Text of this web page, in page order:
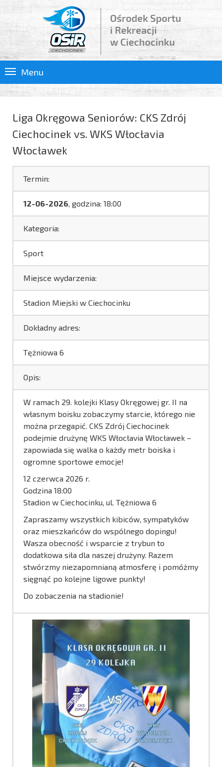
Menu
Liga Okręgowa Seniorów: CKS Zdrój
Ciechocinek vs. WKS Włocłavia
Włocławek
Termin:
12-06-2026, godzina: 18:00
Kategoria:
Sport
Miejsce wydarzenia:
Stadion Miejski w Ciechocinku
Dokładny adres:
Tężniowa 6
Opis:
W ramach 29. kolejki Klasy Okręgowej gr. II na
własnym boisku zobaczymy starcie, którego nie
można przegapić. CKS Zdrój Ciechocinek
podejmie drużynę WKS Włocłavia Włocławek –
zapowiada się walka o każdy metr boiska i
ogromne sportowe emocje!
12 czerwca 2026 r.
Godzina 18:00
Stadion w Ciechocinku, ul. Tężniowa 6
Zapraszamy wszystkich kibiców, sympatyków
oraz mieszkańców do wspólnego dopingu!
Wasza obecność i wsparcie z trybun to
dodatkowa siła dla naszej drużyny. Razem
stwórzmy niezapomnianą atmosferę i pomóżmy
sięgnąć po kolejne ligowe punkty!
Do zobaczenia na stadionie!